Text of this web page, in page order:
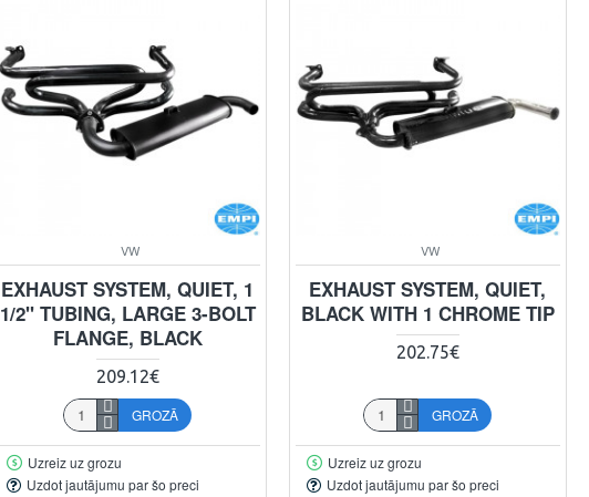
VW
EXHAUST SYSTEM, QUIET, 1
1/2" TUBING, LARGE 3-BOLT
FLANGE, BLACK
209.12€
GROZĀ
Uzreiz uz grozu
Uzdot jautājumu par šo preci
VW
EXHAUST SYSTEM, QUIET,
BLACK WITH 1 CHROME TIP
202.75€
GROZĀ
Uzreiz uz grozu
Uzdot jautājumu par šo preci